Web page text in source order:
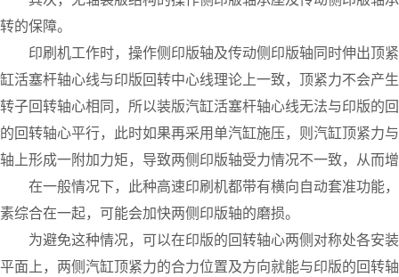
转的保障。
印刷机工作时，操作侧印版轴及传动侧印版轴同时伸出顶
缸活塞杆轴心线与印版回转中心线理论上一致，顶紧力不会产
转子回转轴心相同，所以装版汽缸活塞杆轴心线无法与印版的
的回转轴心平行，此时如果再采用单汽缸施压，则汽缸顶紧力
轴上形成一附加力矩，导致两侧印版轴受力情况不一致，从而
在一般情况下，此种高速印刷机都带有横向自动套准功能
素综合在一起，可能会加快两侧印版轴的磨损。
为避免这种情况，可以在印版的回转轴心两侧对称处各安
平面上，两侧汽缸顶紧力的合力位置及方向就能与印版的回转